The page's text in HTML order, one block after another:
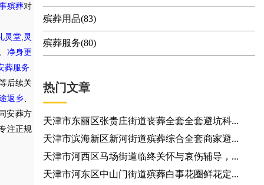
殡葬对
灵堂 灵
净身更
葬服务
后续关
返乡
安葬方
注正规
殡葬用品(83)
殡葬服务(80)
热门文章
天津市东丽区张贵庄街道丧葬全套全套避坑科...
天津市滨海新区新河街道殡葬综合全套商家避...
天津市河西区马场街道临终关怀与哀伤辅导，...
天津市河东区中山门街道殡葬白事花圈鲜花定...